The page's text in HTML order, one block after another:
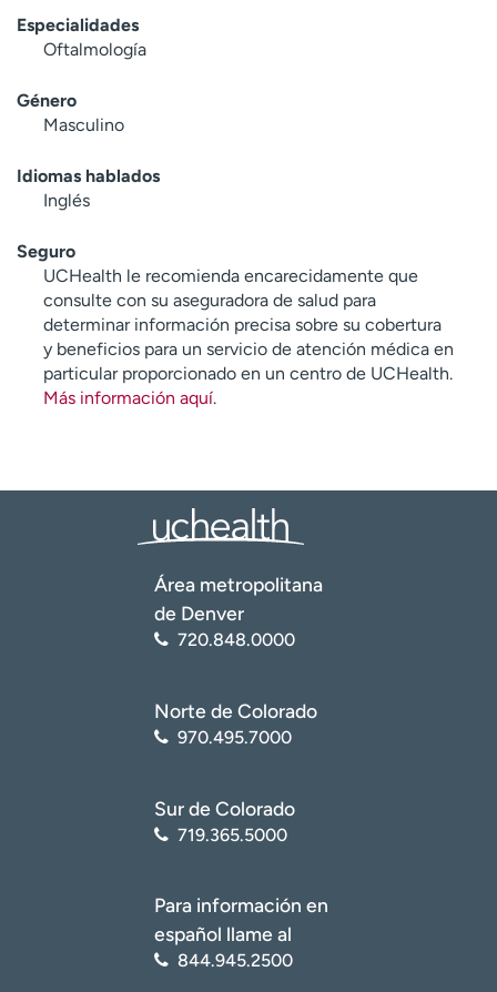
Especialidades
Oftalmología
Género
Masculino
Idiomas hablados
Inglés
Seguro
UCHealth le recomienda encarecidamente que
consulte con su aseguradora de salud para
determinar información precisa sobre su cobertura
y beneficios para un servicio de atención médica en
particular proporcionado en un centro de UCHealth.
Más información aquí.
Área metropolitana
de Denver
720.848.0000
Norte de Colorado
970.495.7000
Sur de Colorado
719.365.5000
Para información en
español llame al
844.945.2500